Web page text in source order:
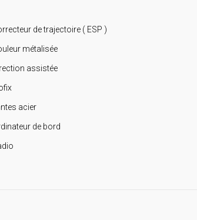
de trajectoire ( ESP )
métalisée
assistée
acier
de bord